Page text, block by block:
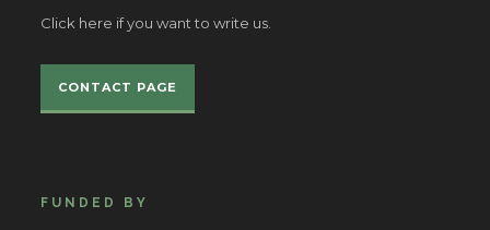
Click here if you want to write us.
CONTACT PAGE
FUNDED BY